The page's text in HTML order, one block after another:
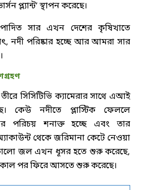
প্ল্যান্ট’ স্থাপন করেছে।
সার এখন দেশের কৃষিখাতে
নদী পরিষ্কার হচ্ছে আর আমরা সার
সিসিটিভি ক্যামেরার সাথে এআই
কেউ নদীতে প্লাস্টিক ফেললে
পরিচয় শনাক্ত হচ্ছে এবং তার
থেকে জরিমানা কেটে নেওয়া
কালো জল এখন ধূসর হতে শুরু করেছে,
পর ফিরে আসতে শুরু করেছে।